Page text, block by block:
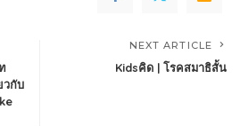
กับ
NEXT ARTICLE
Kidsคิด | โรคสมาธิสั้น